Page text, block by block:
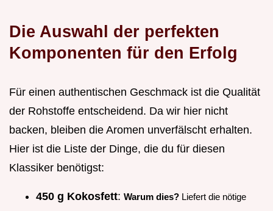
Die Auswahl der perfekten
Komponenten für den Erfolg
Für einen authentischen Geschmack ist die Qualität
der Rohstoffe entscheidend. Da wir hier nicht
backen, bleiben die Aromen unverfälscht erhalten.
Hier ist die Liste der Dinge, die du für diesen
Klassiker benötigst:
450 g Kokosfett: Warum dies? Liefert die nötige